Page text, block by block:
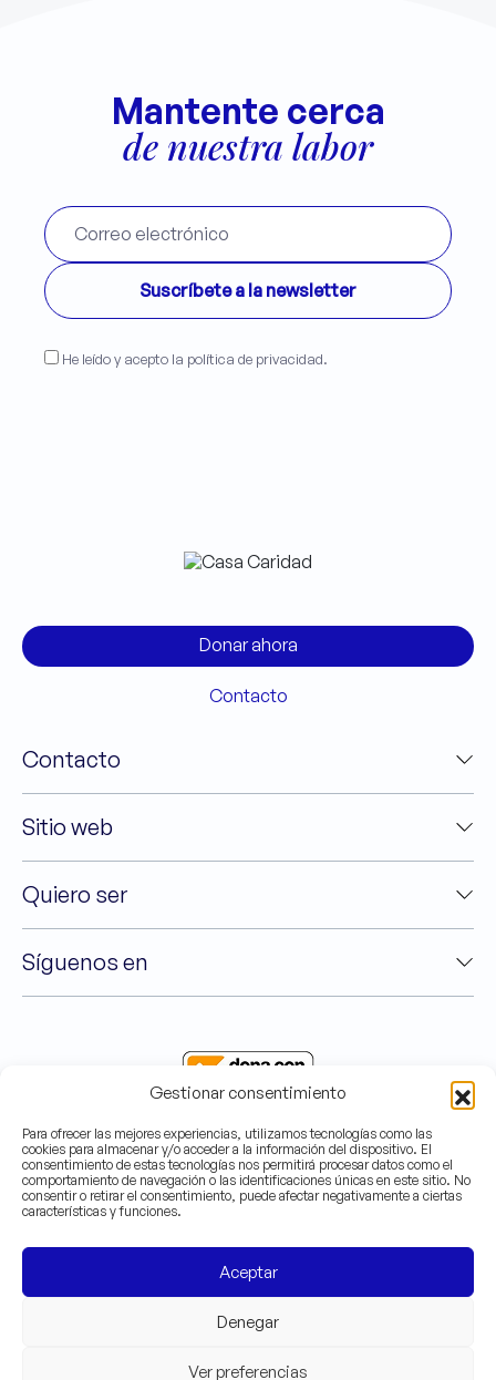
Gestionar consentimiento
Para ofrecer las mejores experiencias, utilizamos tecnologías como las
cookies para almacenar y/o acceder a la información del dispositivo. El
consentimiento de estas tecnologías nos permitirá procesar datos como el
comportamiento de navegación o las identificaciones únicas en este sitio. No
consentir o retirar el consentimiento, puede afectar negativamente a ciertas
características y funciones.
Aceptar
Denegar
Ver preferencias
Mantente cerca
de nuestra labor
He leído y acepto la política de privacidad.
Contacto
Sitio web
Quiero ser
Síguenos en
Donar ahora
Contacto
©2025 Asociación Valenciana de Caridad - C.I.F
G-46090999